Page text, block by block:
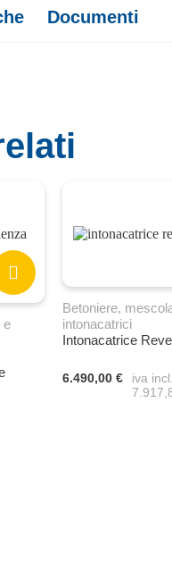
Documenti
e
Betoniere,
intonacatrici
Intonacatrice
6.490,00 €
iva incl.